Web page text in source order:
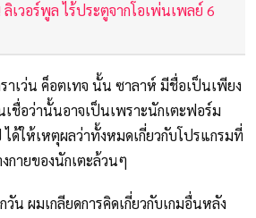
เวอร์พูล ไร้ประตูจากโอเพ่นเพลย์ 6
เว่น ค็อตเทจ นั้น ซาลาห์ มีชื่อเป็นเพียง
ชื่อว่านั้นอาจเป็นเพราะนักเตะฟอร์ม
ด้ให้เหตุผลว่าทั้งหมดเกี่ยวกับโปรแกรมที่
กายของนักเตะล้วนๆ
วัน ผมเกลียดการคิดเกี่ยวกับเกมอื่นหลัง